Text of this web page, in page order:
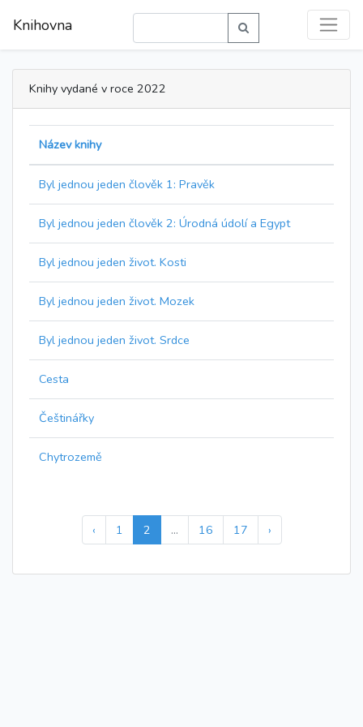
Knihovna
Knihy vydané v roce 2022
Název knihy
Byl jednou jeden člověk 1: Pravěk
Byl jednou jeden člověk 2: Úrodná údolí a Egypt
Byl jednou jeden život. Kosti
Byl jednou jeden život. Mozek
Byl jednou jeden život. Srdce
Cesta
Češtinářky
Chytrozemě
‹ 1 2 ... 16 17 ›